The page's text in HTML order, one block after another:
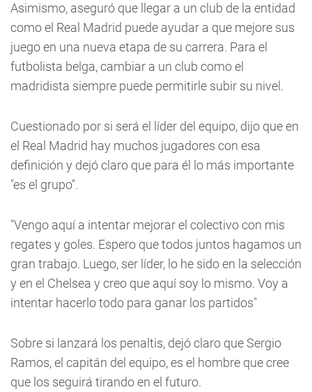
Asimismo, aseguró que llegar a un club de la entidad
como el Real Madrid puede ayudar a que mejore sus
juego en una nueva etapa de su carrera. Para el
futbolista belga, cambiar a un club como el
madridista siempre puede permitirle subir su nivel.
Cuestionado por si será el líder del equipo, dijo que en
el Real Madrid hay muchos jugadores con esa
definición y dejó claro que para él lo más importante
"es el grupo".
"Vengo aquí a intentar mejorar el colectivo con mis
regates y goles. Espero que todos juntos hagamos un
gran trabajo. Luego, ser líder, lo he sido en la selección
y en el Chelsea y creo que aquí soy lo mismo. Voy a
intentar hacerlo todo para ganar los partidos"
Sobre si lanzará los penaltis, dejó claro que Sergio
Ramos, el capitán del equipo, es el hombre que cree
que los seguirá tirando en el futuro.